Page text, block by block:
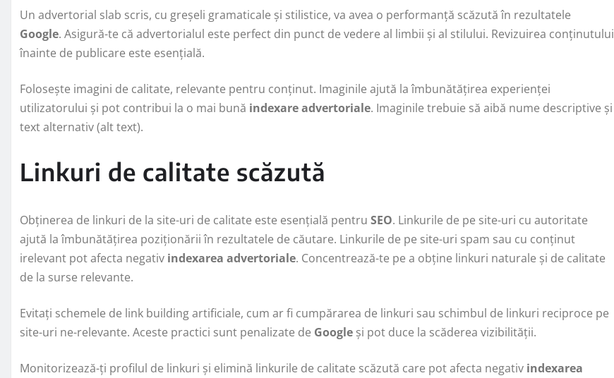
Un advertorial slab scris, cu greșeli gramaticale și stilistice, va avea o performanță scăzută în rezultatele
Google. Asigură-te că advertorialul este perfect din punct de vedere al limbii și al stilului. Revizuirea conținutului
înainte de publicare este esențială.
Folosește imagini de calitate, relevante pentru conținut. Imaginile ajută la îmbunătățirea experienței
utilizatorului și pot contribui la o mai bună indexare advertoriale. Imaginile trebuie să aibă nume descriptive și
text alternativ (alt text).
Linkuri de calitate scăzută
Obținerea de linkuri de la site-uri de calitate este esențială pentru SEO. Linkurile de pe site-uri cu autoritate
ajută la îmbunătățirea poziționării în rezultatele de căutare. Linkurile de pe site-uri spam sau cu conținut
irelevant pot afecta negativ indexarea advertoriale. Concentrează-te pe a obține linkuri naturale și de calitate
de la surse relevante.
Evitați schemele de link building artificiale, cum ar fi cumpărarea de linkuri sau schimbul de linkuri reciproce pe
site-uri ne-relevante. Aceste practici sunt penalizate de Google și pot duce la scăderea vizibilității.
Monitorizează-ți profilul de linkuri și elimină linkurile de calitate scăzută care pot afecta negativ indexarea